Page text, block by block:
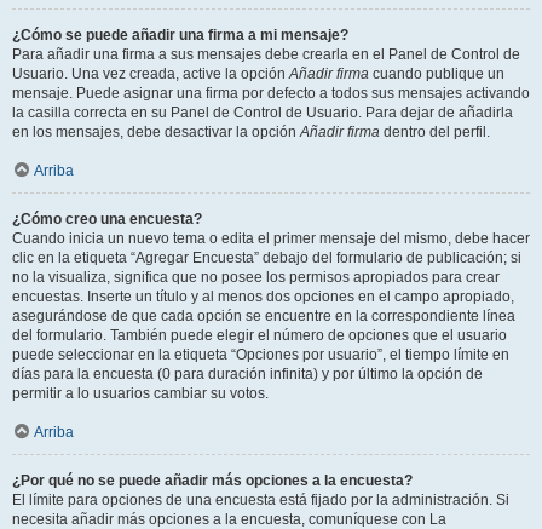
¿Cómo se puede añadir una firma a mi mensaje?
Para añadir una firma a sus mensajes debe crearla en el Panel de Control de
Usuario. Una vez creada, active la opciónAñadir firma cuando publique un
mensaje. Puede asignar una firma por defecto a todos sus mensajes activando
la casilla correcta en su Panel de Control de Usuario. Para dejar de añadirla
en los mensajes, debe desactivar la opciónAñadir firma dentro del perfil.
Arriba
¿Cómo creo una encuesta?
Cuando inicia un nuevo tema o edita el primer mensaje del mismo, debe hacer
clic en la etiqueta “Agregar Encuesta” debajo del formulario de publicación; si
no la visualiza, significa que no posee los permisos apropiados para crear
encuestas. Inserte un título y al menos dos opciones en el campo apropiado,
asegurándose de que cada opción se encuentre en la correspondiente línea
del formulario. También puede elegir el número de opciones que el usuario
puede seleccionar en la etiqueta “Opciones por usuario”, el tiempo límite en
días para la encuesta (0 para duración infinita) y por último la opción de
permitir a lo usuarios cambiar su votos.
Arriba
¿Por qué no se puede añadir más opciones a la encuesta?
El límite para opciones de una encuesta está fijado por la administración. Si
necesita añadir más opciones a la encuesta, comuníquese con La